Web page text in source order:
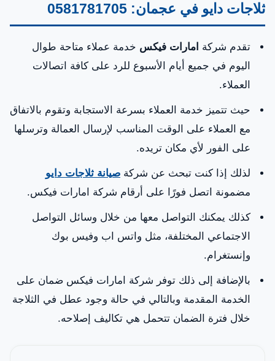
ثلاجات دايو في عجمان: 0581781705
تقدم شركة امارات فيكس خدمة عملاء متاحة طوال
اليوم في جميع أيام الأسبوع للرد على كافة اتصالات
العملاء.
حيث تتميز خدمة العملاء بسرعة الاستجابة وتقوم بالاتفاق
مع العملاء على الوقت المناسب لإرسال العمالة وترسلها
على الفور لأي مكان تريده.
لذلك إذا كنت تبحث عن شركة صيانة ثلاجات دايو
مضمونة اتصل فورًا على أرقام شركة امارات فيكس.
كذلك يمكنك التواصل معها من خلال وسائل التواصل
الاجتماعي المختلفة، مثل واتس اب وفيس بوك
وإنستغرام.
بالإضافة إلى ذلك توفر شركة امارات فيكس ضمان على
الخدمة المقدمة وبالتالي في حالة وجود عطل في الثلاجة
خلال فترة الضمان تتحمل هي تكاليف إصلاحه.